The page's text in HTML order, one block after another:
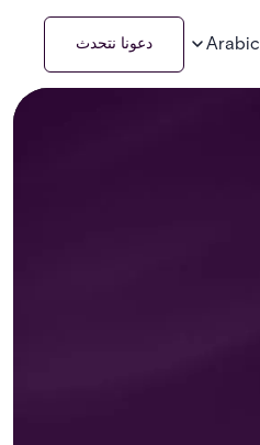
Arabic دعونا نتحدث